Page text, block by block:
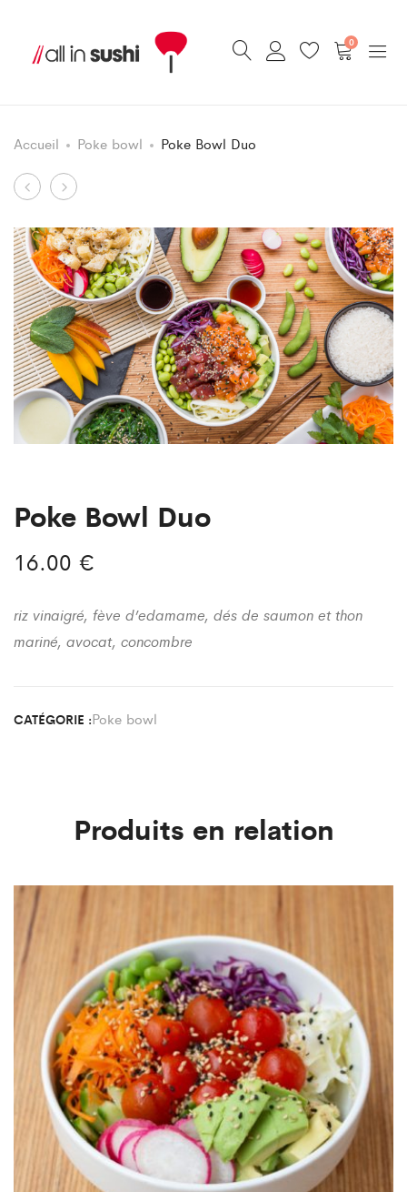
0
Accueil Poke bowl Poke Bowl Duo
Navigation
du
produit
Chirashi
thon
saumon
Poke
Végé
Poke Bowl Duo
16.00 €
riz vinaigré, fève d’edamame, dés de saumon et thon
mariné, avocat, concombre
CATÉGORIE :Poke bowl
Produits en relation